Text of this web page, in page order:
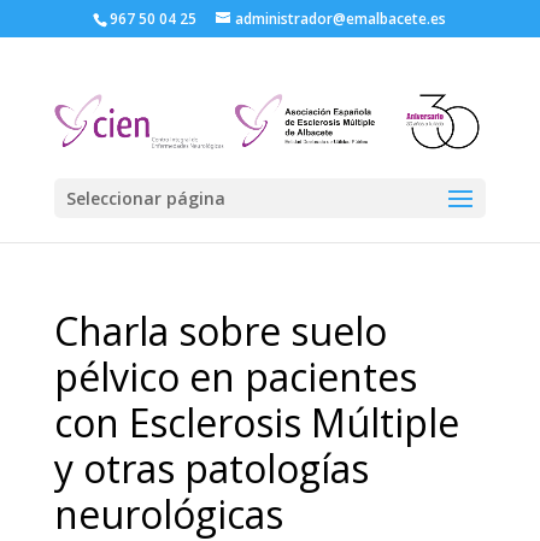
967 50 04 25 administrador@emalbacete.es
Seleccionar página
Charla sobre suelo
pélvico en pacientes
con Esclerosis Múltiple
y otras patologías
neurológicas